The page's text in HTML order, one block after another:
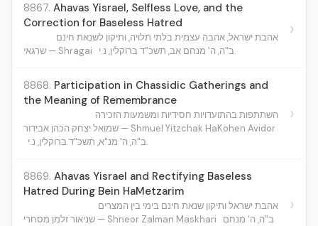
8867. Ahavas Yisrael, Selfless Love, and the
Correction for Baseless Hatred
אהבת ישראל, אהבה עצמית בלתי תלויה, ותיקון לשנאת חינם
שרגאי — Shragai
ב"ה, ה' מנחם אב, תשכ"ד ברוקלין, נ.י.
›
8868. Participation in Chassidic Gatherings and
the Meaning of Remembrance
השתתפות בהתועדויות חסידיות ומשמעות הזכירה
שמואל יצחק הכהן אבידור — Shmuel Yitzchak HaKohen Avidor
ב"ה, ה' מנ"א, תשכ"ד ברוקלין, נ.י.
›
8869. Ahavas Yisrael and Rectifying Baseless
Hatred During Bein HaMetzarim
אהבת ישראל ותיקון שנאת חינם בימי בין המצרים
שניאור זלמן מסחרי — Shneor Zalman Maskhari
ב"ה, ה' מנחם
›